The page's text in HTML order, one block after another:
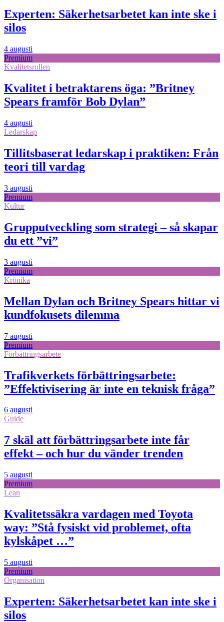
Experten: Säkerhetsarbetet kan inte ske i
silos
4 augusti
Premium
Kvalitetsrollen
Kvalitet i betraktarens öga: ”Britney
Spears framför Bob Dylan”
4 augusti
Ledarskap
Tillitsbaserat ledarskap i praktiken: Från
teori till vardag
3 augusti
Premium
Kultur
Grupputveckling som strategi – så skapar
du ett ”vi”
3 augusti
Premium
Krönika
Mellan Dylan och Britney Spears hittar vi
kundfokusets dilemma
7 augusti
Premium
Förbättringsarbete
Trafikverkets förbättringsarbete:
”Effektivisering är inte en teknisk fråga”
6 augusti
Guide
7 skäl att förbättringsarbete inte får
effekt – och hur du vänder trenden
5 augusti
Premium
Lean
Kvalitetssäkra vardagen med Toyota
way: ”Stå fysiskt vid problemet, ofta
kylskåpet …”
5 augusti
Premium
Organisation
Experten: Säkerhetsarbetet kan inte ske i
silos